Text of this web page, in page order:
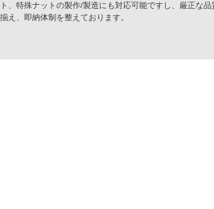
ト、特殊ナットの製作/製造にも対応可能ですし、厳正な
揃え、即納体制を整えております。